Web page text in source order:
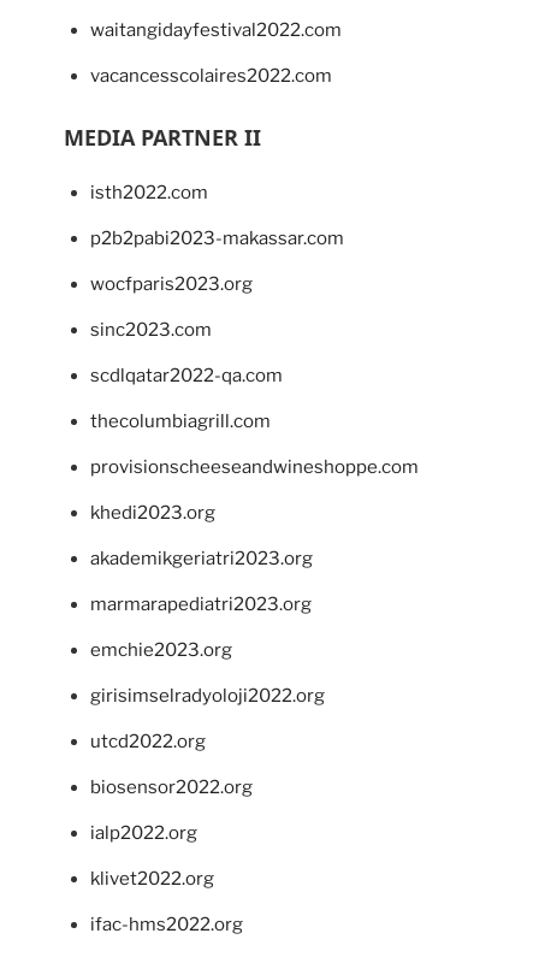
waitangidayfestival2022.com
vacancesscolaires2022.com
MEDIA PARTNER II
isth2022.com
p2b2pabi2023-makassar.com
wocfparis2023.org
sinc2023.com
scdlqatar2022-qa.com
thecolumbiagrill.com
provisionscheeseandwineshoppe.com
khedi2023.org
akademikgeriatri2023.org
marmarapediatri2023.org
emchie2023.org
girisimselradyoloji2022.org
utcd2022.org
biosensor2022.org
ialp2022.org
klivet2022.org
ifac-hms2022.org